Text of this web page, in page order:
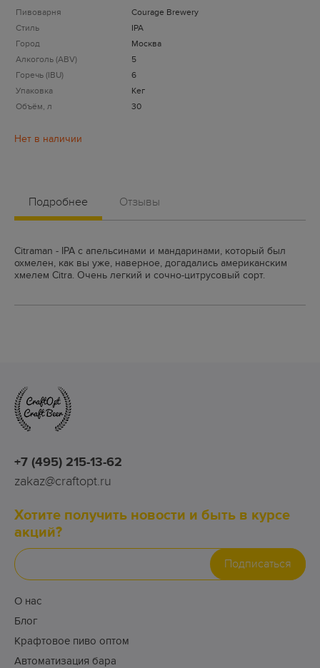
Пивоварня
Courage Brewery
Стиль
IPA
Город
Москва
Алкоголь (ABV)
5
Горечь (IBU)
6
Упаковка
Кег
Объём, л
30
Подробнее Отзывы
Citraman - IPA с апельсинами и мандаринами, который был
охмелен, как вы уже, наверное, догадались американским
хмелем Citra. Очень легкий и сочно-цитрусовый сорт.
+7 (495) 215-13-62
zakaz@craftopt.ru
Хотите получить новости и быть в курсе
акций?
Подписаться
О нас
Блог
Крафтовое пиво оптом
Автоматизация бара